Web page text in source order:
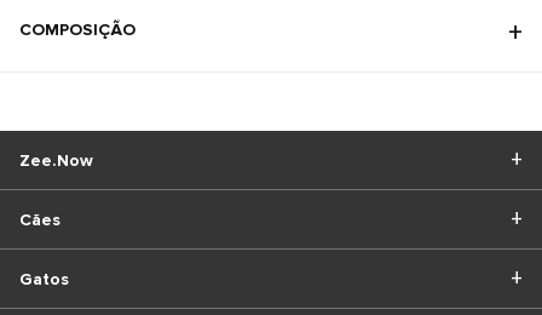
COMPOSIÇÃO
Cães
Gatos
Zee.Now